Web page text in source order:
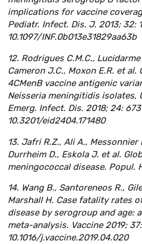
implications for vaccine
Pediatr. Infect. Dis. J. 2013; 32:
10.1097/INF.0b013e31829aa63b
12. Rodrigues C.M.C.,
Cameron J.C., Moxon E.R. et
4CMenB vaccine antigenic
Neisseria meningitidis isolates,
Emerg. Infect. Dis. 2018; 24:
10.3201/eid2404.171480
13. Jafri R.Z., Ali A., Messonnier
Durrheim D., Eskola J. et al.
meningococcal disease. Popul.
14. Wang B., Santoreneos R.,
Marshall H. Case fatality rates
disease by serogroup and age:
meta-analysis. Vaccine 2019;
10.1016/j.vaccine.2019.04.020